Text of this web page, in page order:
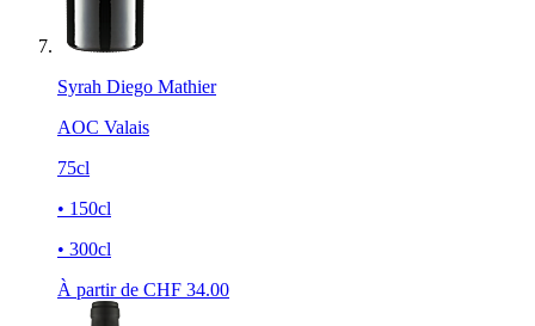
Syrah Diego Mathier
AOC Valais
75cl
• 150cl
• 300cl
À partir de CHF 34.00